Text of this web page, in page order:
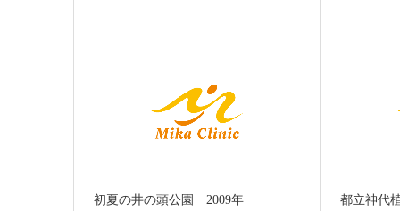
初夏の井の頭公園 2009年 都立神代